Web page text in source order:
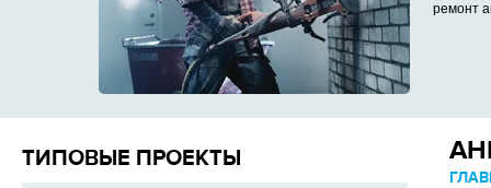
ремонт
ТИПОВЫЕ ПРОЕКТЫ